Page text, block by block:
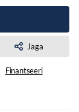
Jaga
Finantseeri